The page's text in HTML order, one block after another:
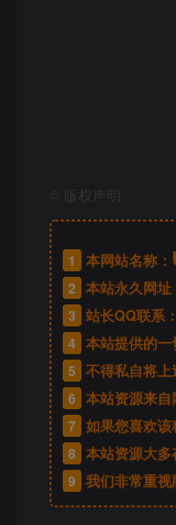
版权声明
1 本网站名称：
2 本站永久网址
3 站长QQ联系：
4 本站提供的
5 不得私自将
6 本站资源来
7 如果您喜欢
8 本站资源大
9 我们非常重